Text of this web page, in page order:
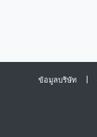
ข้อมูลบริษัท